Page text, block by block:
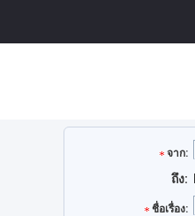
จาก:
ถึง:
ชื่อเรื่อง: